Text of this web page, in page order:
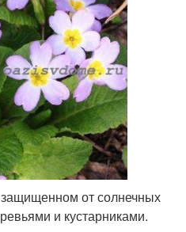
от солнечных
и кустарниками.